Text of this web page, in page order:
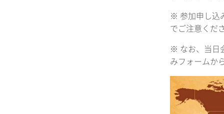
※ 参加申し込
でご注意くだ
※ なお、当日
みフォームか